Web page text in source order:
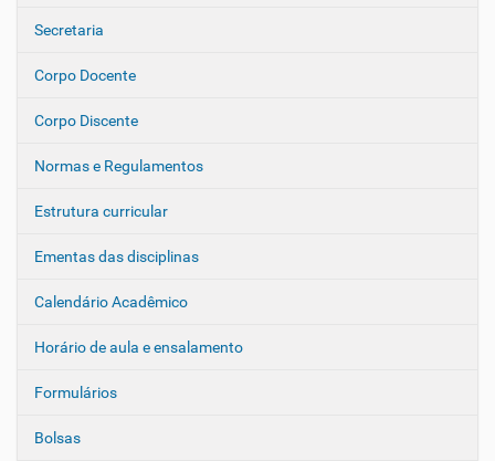
e
a
ç
o
Secretaria
Corpo Docente
Corpo Discente
Normas e Regulamentos
Estrutura curricular
Ementas das disciplinas
Calendário Acadêmico
Horário de aula e ensalamento
Formulários
Bolsas